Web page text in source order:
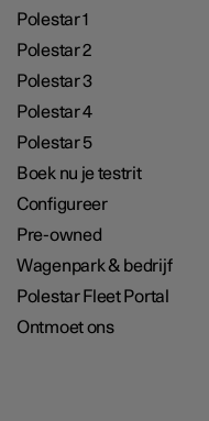
Polestar 1
Polestar 2
Polestar 3
Polestar 4
Polestar 5
Boek nu je testrit
Configureer
Pre-owned
Wagenpark & bedrijf
Polestar Fleet Portal
Ontmoet ons